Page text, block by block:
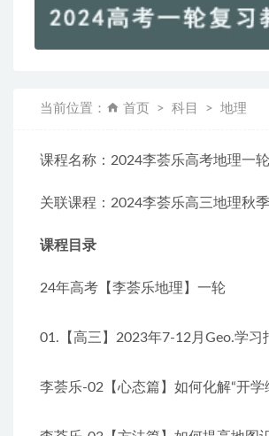
当前位置： 首页 科目 地理
课程名称：2024李荟乐高考地理一
关联课程：2024李荟乐高三地理秋季
课程目录
24年高考【李荟乐地理】一轮
01.【高三】2023年7-12月Geo.学习
李荟乐-02【心态篇】如何化解“开学